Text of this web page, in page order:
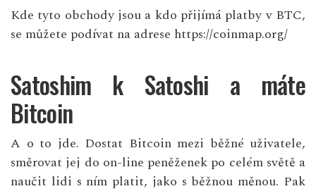
Kde tyto obchody jsou a kdo přijímá platby v BTC,
se můžete podívat na adrese https://coinmap.org/
Satoshim k Satoshi a máte
Bitcoin
A o to jde. Dostat Bitcoin mezi běžné uživatele,
směrovat jej do on-line peněženek po celém světě a
naučit lidi s ním platit, jako s běžnou měnou. Pak